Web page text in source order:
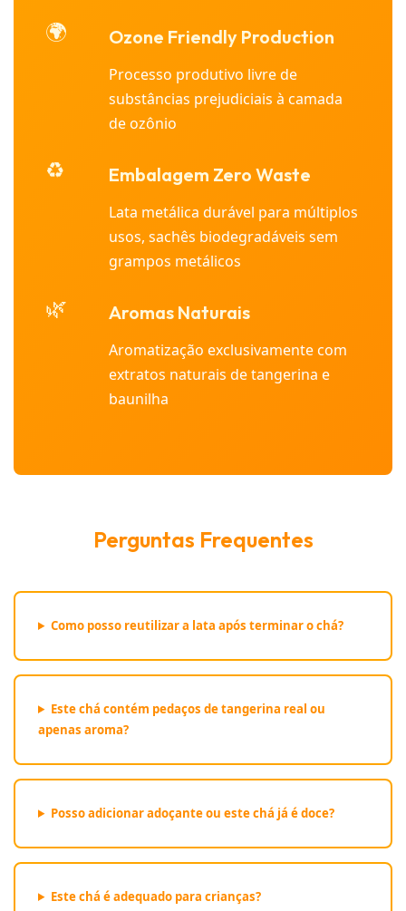
🌍 Ozone Friendly Production
Processo produtivo livre de
substâncias prejudiciais à camada
de ozônio
♻️ Embalagem Zero Waste
Lata metálica durável para múltiplos
usos, sachês biodegradáveis sem
grampos metálicos
🌿 Aromas Naturais
Aromatização exclusivamente com
extratos naturais de tangerina e
baunilha
Perguntas Frequentes
Como posso reutilizar a lata após terminar o chá?
Este chá contém pedaços de tangerina real ou
apenas aroma?
Posso adicionar adoçante ou este chá já é doce?
Este chá é adequado para crianças?